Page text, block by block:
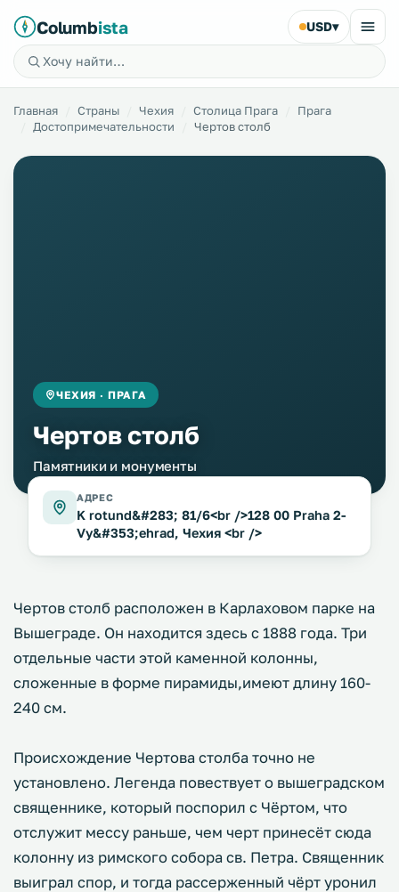
Columbista USD▾
Главная Страны Чехия Столица Прага
Прага
Достопримечательности
Чертов столб
ЧЕХИЯ · ПРАГА
Чертов столб
Памятники и монументы
АДРЕС
K rotund&#283; 81/6<br />128 00 Praha 2-
Vy&#353;ehrad, Чехия <br />
Чертов столб расположен в Карлаховом парке на
Вышеграде. Он находится здесь с 1888 года. Три
отдельные части этой каменной колонны,
сложенные в форме пирамиды,имеют длину 160-
240 см.
Происхождение Чертова столба точно не
установлено. Легенда повествует о вышеградском
священнике, который поспорил с Чёртом, что
отслужит мессу раньше, чем черт принесёт сюда
колонну из римского собора св. Петра. Священник
выиграл спор, и тогда рассерженный чёрт уронил